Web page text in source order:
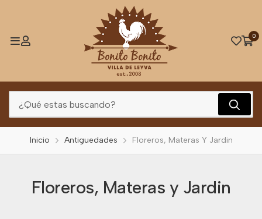
0
Inicio Antiguedades Floreros, Materas Y Jardin
Floreros, Materas y Jardin